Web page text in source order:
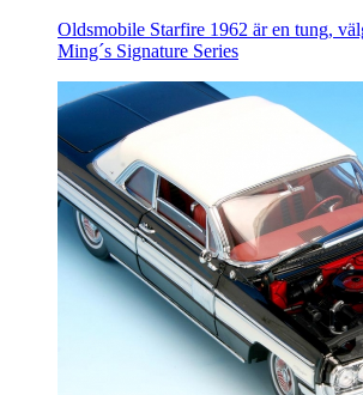
Oldsmobile Starfire 1962 är en tung,
Ming´s Signature Series